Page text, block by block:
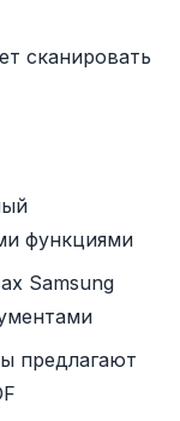
сканировать
функциями
Samsung
предлагают